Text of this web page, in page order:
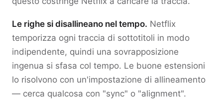
Le righe si disallineano nel tempo. Netflix
temporizza ogni traccia di sottotitoli in modo
indipendente, quindi una sovrapposizione
ingenua si sfasa col tempo. Le buone estensioni
lo risolvono con un'impostazione di allineamento
— cerca qualcosa con "sync" o "alignment".